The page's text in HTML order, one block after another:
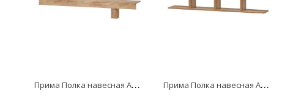
П
рима Полка навесная АН-02 П
рима Полка навесная АН-01